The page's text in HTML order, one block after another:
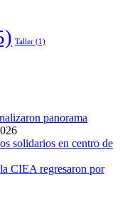
Taller (1)
panorama
solidarios en centro de
CIEA regresaron por